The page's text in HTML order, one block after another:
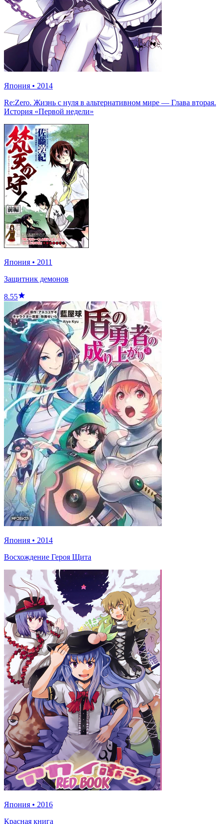
Япония • 2014
Re:Zero. Жизнь с нуля в альтернативном мире — Глава вторая.
История «Первой недели»
Япония • 2011
Защитник демонов
8.55
Япония • 2014
Восхождение Героя Щита
Япония • 2016
Красная книга